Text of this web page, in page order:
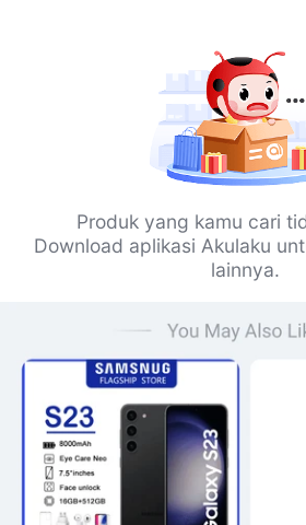
Produk yang kamu cari
Download aplikasi Akulaku
lainnya.